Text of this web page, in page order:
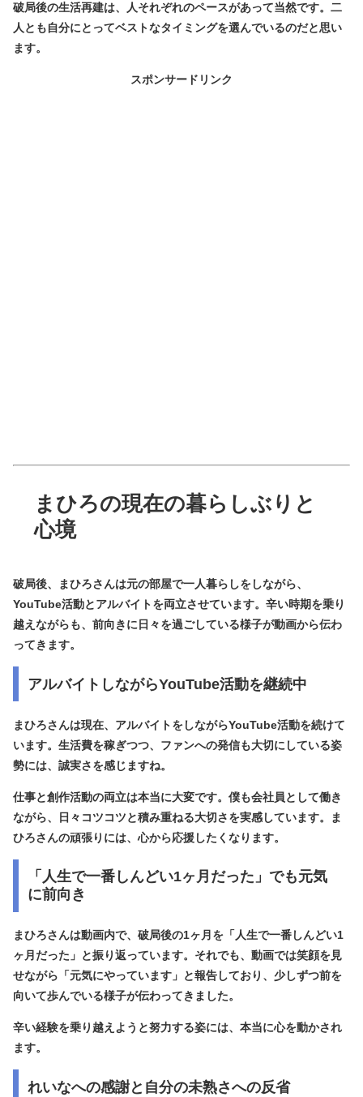
破局後の生活再建は、人それぞれのペースがあって当然です。二
人とも自分にとってベストなタイミングを選んでいるのだと思い
ます。
スポンサードリンク
まひろの現在の暮らしぶりと
心境
破局後、まひろさんは元の部屋で一人暮らしをしながら、
YouTube活動とアルバイトを両立させています。辛い時期を乗り
越えながらも、前向きに日々を過ごしている様子が動画から伝わ
ってきます。
アルバイトしながらYouTube活動を継続中
まひろさんは現在、アルバイトをしながらYouTube活動を続けて
います。生活費を稼ぎつつ、ファンへの発信も大切にしている姿
勢には、誠実さを感じますね。
仕事と創作活動の両立は本当に大変です。僕も会社員として働き
ながら、日々コツコツと積み重ねる大切さを実感しています。ま
ひろさんの頑張りには、心から応援したくなります。
「人生で一番しんどい1ヶ月だった」でも元気
に前向き
まひろさんは動画内で、破局後の1ヶ月を 「人生で一番しんどい1
ヶ月だった」 と振り返っています。それでも、動画では笑顔を見
せながら「元気にやっています」と報告しており、少しずつ前を
向いて歩んでいる様子が伝わってきました。
辛い経験を乗り越えようと努力する姿には、本当に心を動かされ
ます。
れいなへの感謝と自分の未熟さへの反省